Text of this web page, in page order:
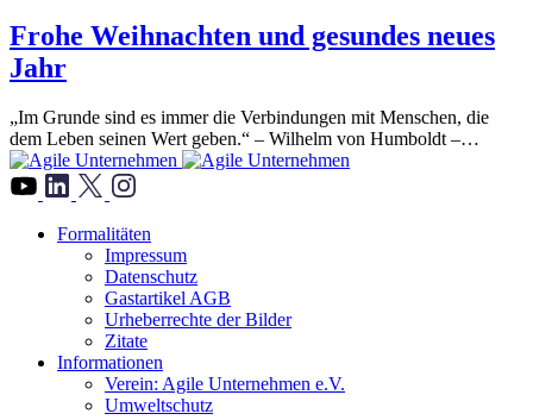
Frohe Weihnachten und gesundes neues
Jahr
„Im Grunde sind es immer die Verbindungen mit Menschen, die
dem Leben seinen Wert geben.“ – Wilhelm von Humboldt –…
Formalitäten
Impressum
Datenschutz
Gastartikel AGB
Urheberrechte der Bilder
Zitate
Informationen
Verein: Agile Unternehmen e.V.
Umweltschutz